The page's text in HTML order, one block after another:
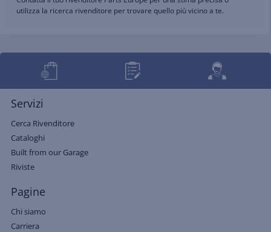
utilizza la ricerca rivenditore per trovare quello più vicino a te.
Servizi
Cerca Rivenditore
Cataloghi
Built from our Garage
Riviste
Pagine
Chi siamo
Carriera